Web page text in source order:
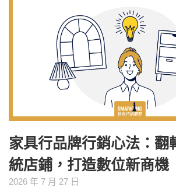
家具行品牌行銷心法：翻
統店鋪，打造數位新商機
2026 年 7 月 27 日